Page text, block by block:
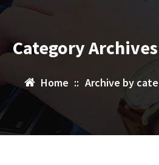
Category
Home :: Archive by